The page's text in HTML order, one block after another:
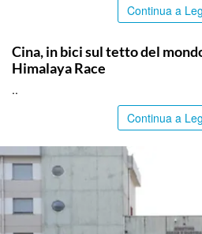
Continua a
Cina, in bici sul tetto del
Himalaya Race
..
Continua a